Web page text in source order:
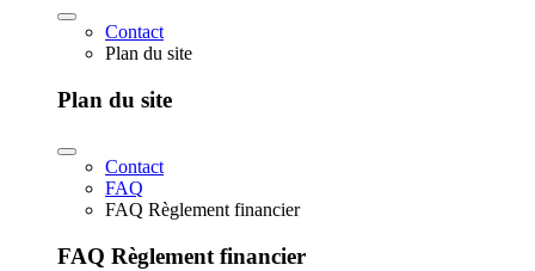
Contact
Plan du site
Plan du site
Contact
FAQ
FAQ Règlement financier
FAQ Règlement financier